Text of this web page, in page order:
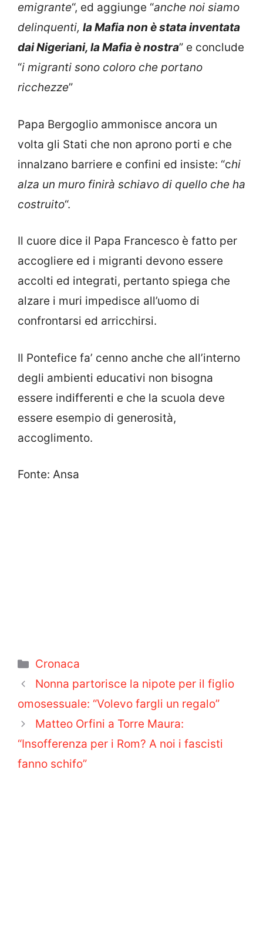
emigrante“, ed aggiunge “anche noi siamo
delinquenti, la Mafia non è stata inventata
dai Nigeriani, la Mafia è nostra” e conclude
“i migranti sono coloro che portano
ricchezze”
Papa Bergoglio ammonisce ancora un
volta gli Stati che non aprono porti e che
innalzano barriere e confini ed insiste: “chi
alza un muro finirà schiavo di quello che ha
costruito“.
Il cuore dice il Papa Francesco è fatto per
accogliere ed i migranti devono essere
accolti ed integrati, pertanto spiega che
alzare i muri impedisce all’uomo di
confrontarsi ed arricchirsi.
Il Pontefice fa’ cenno anche che all’interno
degli ambienti educativi non bisogna
essere indifferenti e che la scuola deve
essere esempio di generosità,
accoglimento.
Fonte: Ansa
Categorie
Cronaca
Nonna partorisce la nipote per il figlio
omosessuale: “Volevo fargli un regalo”
Matteo Orfini a Torre Maura:
“Insofferenza per i Rom? A noi i fascisti
fanno schifo”